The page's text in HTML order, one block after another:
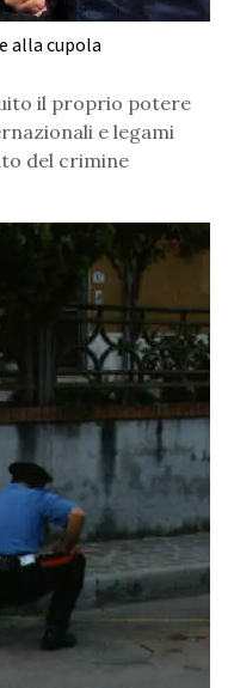
alla cupola
il proprio potere
e legami
del crimine